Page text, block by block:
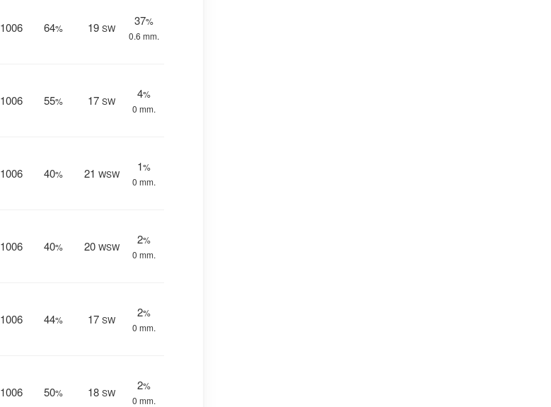
1006 64% 19 SW
37%
0.6 mm.
1006 55% 17 SW
4%
0 mm.
1006 40% 21 WSW
1%
0 mm.
1006 40% 20 WSW
2%
0 mm.
1006 44% 17 SW
2%
0 mm.
1006 50% 18 SW
2%
0 mm.